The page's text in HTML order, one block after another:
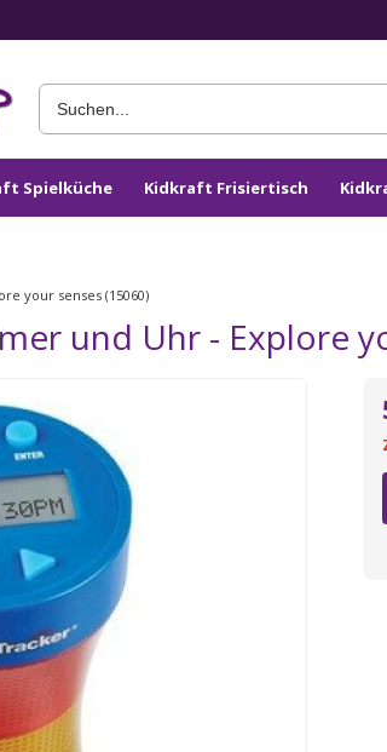
Spielküche Kidkraft Frisiertisch
your senses (15060)
und Uhr - Explore